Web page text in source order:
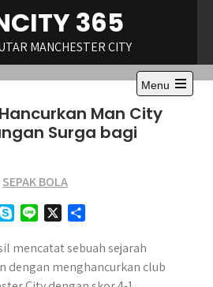
365
MANCHESTER CITY
Menu
Open
Man City
Surga bagi
SEPAK BOLA
y
p
e
n
e
a
r
e
mencatat sebuah sejarah
dengan menghancurkan club